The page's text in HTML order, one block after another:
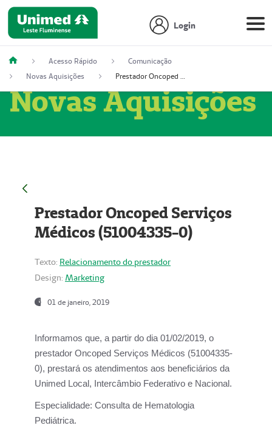
Login
Acesso Rápido
Comunicação
Novas Aquisições
Prestador Oncoped Serviços Médicos (51004335-0)
Novas Aquisições
Prestador Oncoped Serviços
Médicos (51004335-0)
Texto: Relacionamento do prestador
Design: Marketing
01 de janeiro, 2019
Informamos que, a partir do dia 01/02/2019, o
prestador Oncoped Serviços Médicos (51004335-
0), prestará os atendimentos aos beneficiários da
Unimed Local, Intercâmbio Federativo e Nacional.
Especialidade: Consulta de Hematologia
Pediátrica.